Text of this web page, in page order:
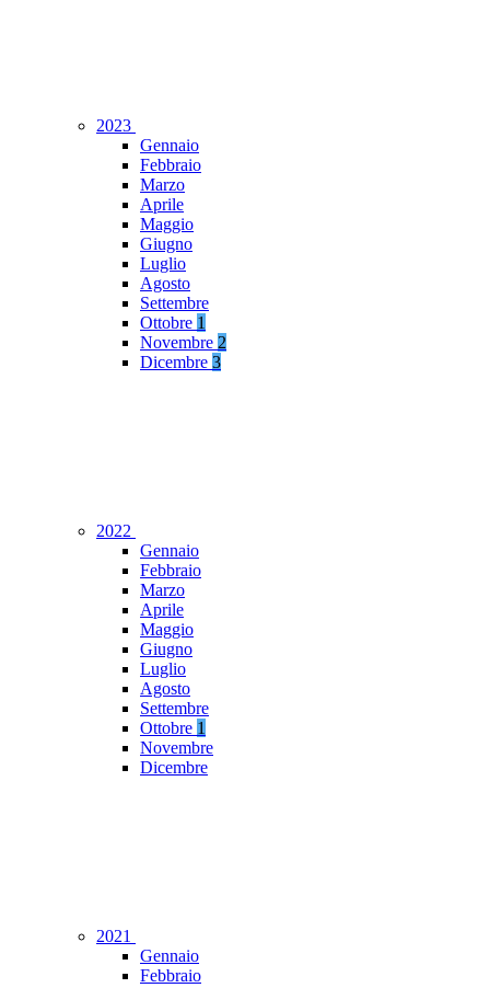
2023
Gennaio
Febbraio
Marzo
Aprile
Maggio
Giugno
Luglio
Agosto
Settembre
Ottobre 1
Novembre 2
Dicembre 3
2022
Gennaio
Febbraio
Marzo
Aprile
Maggio
Giugno
Luglio
Agosto
Settembre
Ottobre 1
Novembre
Dicembre
2021
Gennaio
Febbraio